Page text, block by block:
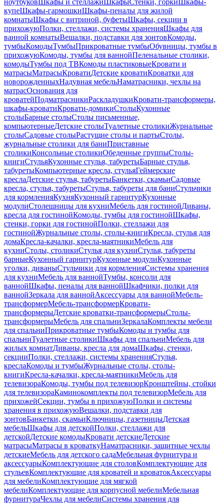
ноутбуковШкафы и стеллажиШкафыСтенки, горкиШкафы-
купеШкафы-гармошкиШкафы-пеналы для жилой
комнатыШкафы с витриной, буфетыШкафы, секции в
прихожуюПолки, стеллажи, системы храненияШкафы для
ванной комнатыВешалки, подставки для зонтовКомоды,
тумбыКомодыТумбыПрикроватные тумбыОбувницы, тумбы в
прихожуюКомоды, тумбы для ваннойПеленальные столики,
комодыТумбы под ТВКомоды пластиковыеКровати и
матрасыМатрасыКроватиДетские кроватиКроватки для
новорожденныхНадувная мебельНаматрасники, чехлы на
матрасОснования для
кроватейПодматрасникиРаскладушкиКровати-трансформеры,
шкафы-кроватиКровати-домикиСтолыКухонные
столыБарные столыСтолы письменные,
компьютерныеДетские столыТуалетные столикиЖурнальные
столыСадовые столыРастущие столы и партыСтолы,
журнальные столики для баниПриставные
столикиКонсольные столикиОбеденные группыСтолы-
книгиСтульяКухонные стулья, табуретыБарные стулья,
табуретыКомпьютерные кресла, стульяГеймерские
креслаДетские стулья, табуретыБанкетки, скамьиСадовые
кресла, стулья, табуретыСтулья, табуреты для баниСтульчики
для кормленияКухняКухонный гарнитурКухонные
модулиСтолешницы для кухниМебель для гостинойДиваны,
кресла для гостинойКомоды, тумбы для гостинойШкафы,
стенки, горки для гостинойПолки, стеллажи для
гостинойЖурнальные столы, столы-книгиКресла, стулья для
домаКресла-качалки, кресла-маятникиМебель для
кухниСтолы, столикиСтулья для кухниСтулья, табуреты
барныеКухонный гарнитурКухонные модулиКухонные
уголки, диваныСтульчики для кормленияСистемы хранения
для кухниМебель для ваннойТумбы, консоли для
ваннойШкафы, пеналы для ваннойШкафчики, полки для
ваннойЗеркала для ваннойАксессуары для ваннойМебель-
трансформерМебель-трансформерКровати-
трансформерыДетские кроватки-трансформерыСтолы-
трансформерыМебель для спальниЗеркалаКомплекты мебели
для спальниПрикроватные тумбыКомоды и тумбы для
спальниТуалетные столикиШкафы для спальниМебель для
жилых комнатДиваны, кресла для домаШкафы, стенки,
секцииПолки, стеллажи, системы храненияСтулья,
креслаКомоды и тумбыЖурнальные столы, столы-
книгиКресла-качалки, кресла-маятникиМебель для
телевизораКомоды, тумбы под телевизорКронштейны, стойки
для телевизораКаминокомплекты под телевизорМебель для
прихожейСекции, тумбы в прихожуюПолки и системы
хранения в прихожуюВешалки, подставки для
зонтовБанкетки, скамьиКлючницы, газетницыДетская
мебельШкафы для детскойПолки, стеллажи для
детскойДетские комодыКровати детскиеДетские
матрасыМатрасы в кроваткуНаматрасники, защитные чехлы
детскиеМебель для детского садаМебельная фурнитура и
аксессуарыКомплектующие для столовКомплектующие для
стульевКомплектующие для кроватей и кроватокАксессуары
для мебелиКомплектующие для мягкой
мебелиКомплектующие для корпусной мебелиМебельная
фурнитураЧехлы для мебелиСистемы хранения для